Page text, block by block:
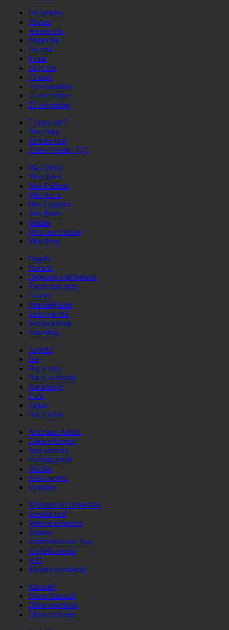
1er janvier
Pâques
Ascencion
Pentecôte
1er mai
8 mai
14 juillet
15 août
1er novembre
11 novembre
25 décembre
7 jours sur 7
Non-Stop
Service tard
Toute l'année, 7j/7
Ma Chérie
Mon Jules
Mes Enfants
Mes Amis
Mes Copines
Mes Potes
Mamie
Mon association
Mon boss
Bagels
Brunch
Déjeuner rapidement
Encas non stop
Glaces
Petit déjeuner
Salon de thé
Sandwicherie
Snacking
Apéritif
Bar
Bar à vins
Bar à cocktails
Bar lounge
Café
Tapas
Bar à bière
Animaux Admis
Espace fumeur
Jeux enfants
Parking privé
Piscine
Salon privés
Voiturier
Réserver un restaurant
Service tard
Vente à emporter
Traiteur
Retransmission foot
English menus
Wifi
Séjours week-end
Karaoké
Dîner Dansant
Dîner spectacle
Dîner croisière